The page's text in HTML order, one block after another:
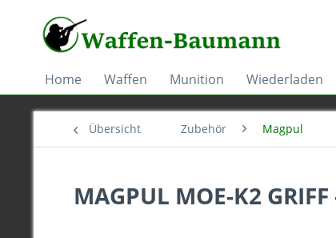
Home Waffen Munition Wiederladen
Übersicht Zubehör Magpul
MAGPUL MOE-K2